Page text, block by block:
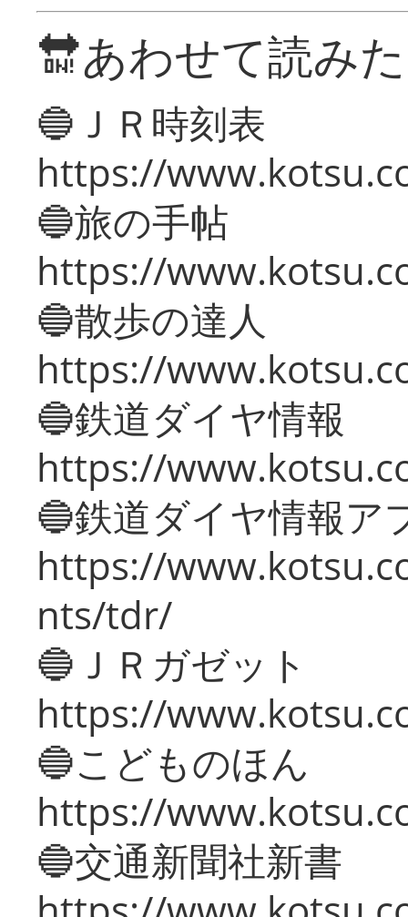
🔛あわせて読み
🔵ＪＲ時刻表
https://
🔵旅の手帖
https://
🔵散歩の達人
https://
🔵鉄道ダイヤ情報
https://
🔵鉄道ダイヤ情報ア
https://
nts/tdr/
🔵ＪＲガゼット
https://
🔵こどものほん
https://
🔵交通新聞社新書